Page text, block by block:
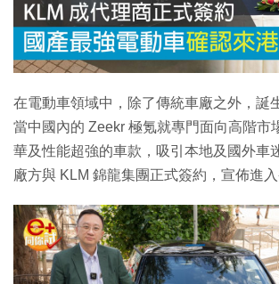
在電動車領域中，除了傳統車廠之外，誕
當中國內的 Zeekr 極氪就專門面向高階市
華及性能超強的車款，吸引本地及國外車
廠方與 KLM 錦龍集團正式簽約，宣佈進入